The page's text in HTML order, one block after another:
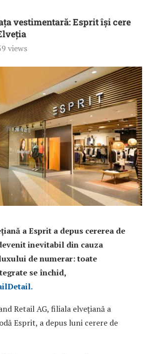
vestimentară: Esprit își cere
views
a Esprit a depus cererea de
inevitabil din cauza
de numerar: toate
se închid,
Retail AG, filiala elvețiană a
Esprit, a depus luni cerere de